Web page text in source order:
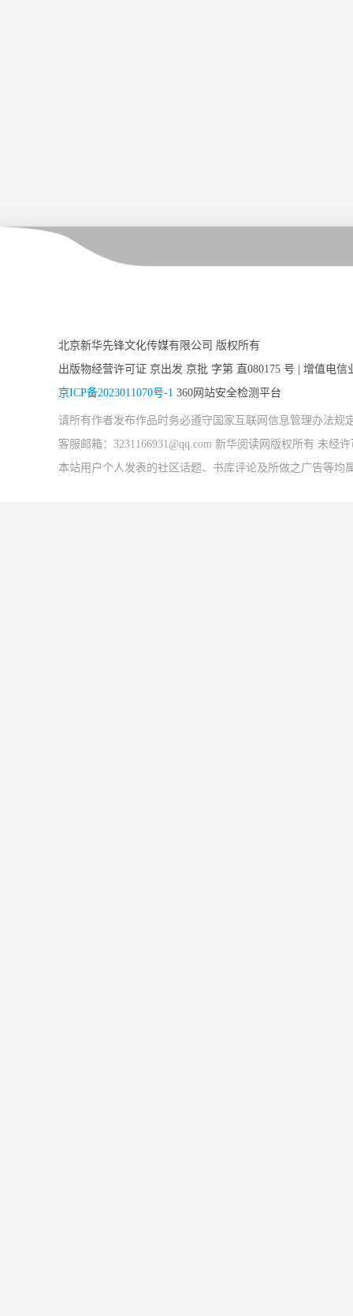
北京新华先锋文化传媒有限公司 版权所有
出版物经营许可证 京出发 京批 字第 直080175 号 | 增值电信
京ICP备2023011070号-1 360网站安全检测平台
请所有作者发布作品时务必遵守国家互联网信息管理办法
客服邮箱：3231166931@qq.com 新华阅读网版权所有 未经
本站用户个人发表的社区话题、书库评论及所做之广告等均